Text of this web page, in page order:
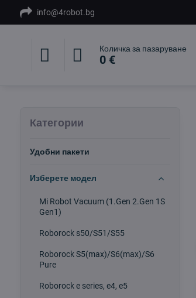
info@4robot.bg
Количка за пазаруване
0 €
Категории
Удобни пакети
Изберете модел
Mi Robot Vacuum (1.Gen 2.Gen 1S
Gen1)
Roborock s50/S51/S55
Roborock S5(max)/S6(max)/S6
Pure
Roborock e series, e4, e5